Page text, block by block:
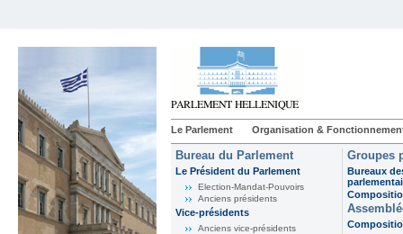
Le Parlement Organisation &
Bureau du Parlement
Le Président du Parlement
Election-Mandat-Pouvoirs
Anciens présidents
Vice-présidents
Anciens vice-présidents
Groupes
Bureaux